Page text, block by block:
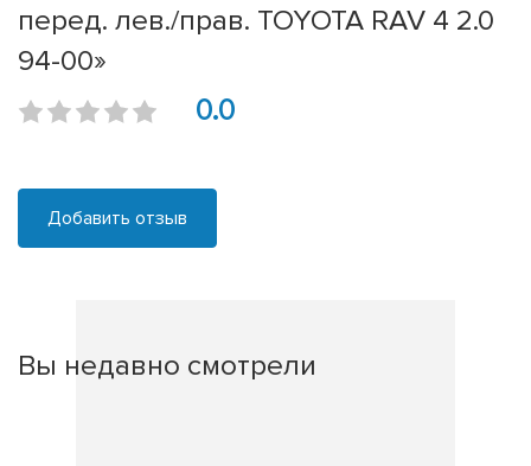
перед. лев./прав. TOYOTA RAV 4 2.0
94-00»
0.0
Добавить отзыв
Вы недавно смотрели